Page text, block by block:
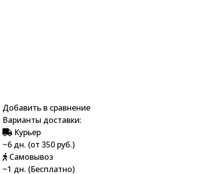
Добавить в сравнение
Варианты доставки:
Курьер
~6 дн. (от 350 руб.)
Самовывоз
~1 дн. (Бесплатно)